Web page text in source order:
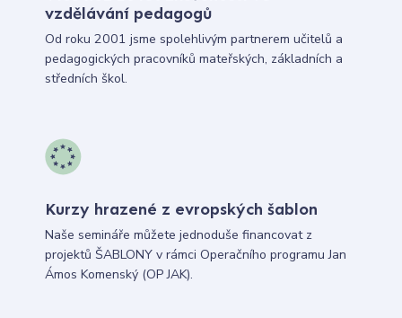
vzdělávání pedagogů
Od roku 2001 jsme spolehlivým partnerem učitelů a
pedagogických pracovníků mateřských, základních a
středních škol.
Kurzy hrazené z evropských šablon
Naše semináře můžete jednoduše financovat z
projektů ŠABLONY v rámci Operačního programu Jan
Ámos Komenský (OP JAK).